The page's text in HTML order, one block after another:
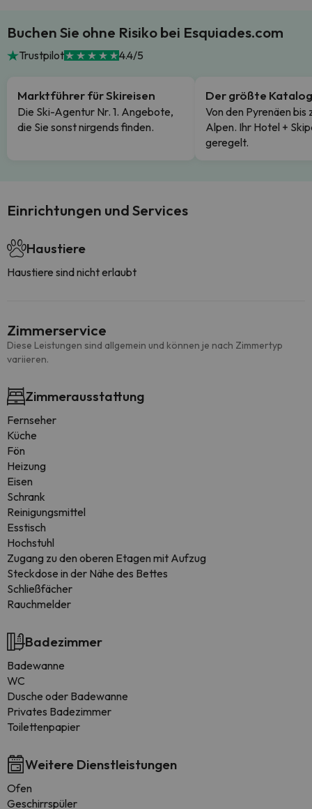
Buchen Sie ohne Risiko bei Esquiades.com
Trustpilot 4.4/5
Marktführer für Skireisen
Die Ski-Agentur Nr. 1. Angebote,
die Sie sonst nirgends finden.
Der größte Katalog
Von den Pyrenäen bis
Alpen. Ihr Hotel +
geregelt.
Einrichtungen und Services
Haustiere
Haustiere sind nicht erlaubt
Zimmerservice
Diese Leistungen sind allgemein und können je nach Zimmertyp
variieren.
Zimmerausstattung
Fernseher
Küche
Fön
Heizung
Eisen
Schrank
Reinigungsmittel
Esstisch
Hochstuhl
Zugang zu den oberen Etagen mit Aufzug
Steckdose in der Nähe des Bettes
Schließfächer
Rauchmelder
Badezimmer
Badewanne
WC
Dusche oder Badewanne
Privates Badezimmer
Toilettenpapier
Weitere Dienstleistungen
Ofen
Geschirrspüler